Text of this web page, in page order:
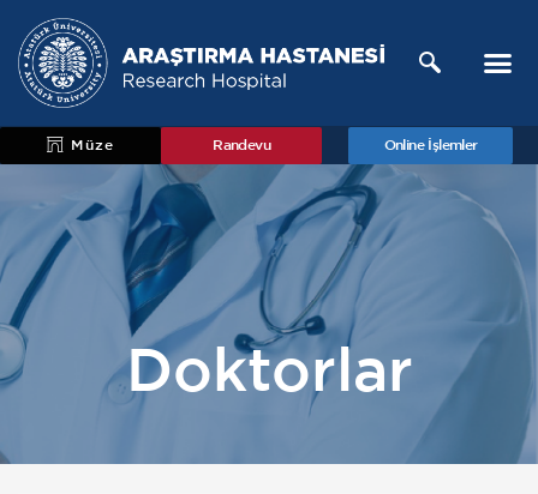
Müze Randevu Online İşlemler
Doktorlar